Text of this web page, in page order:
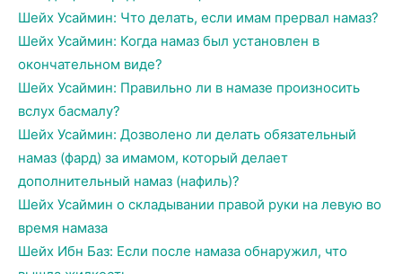
Шейх Усаймин: Что делать, если имам прервал намаз?
Шейх Усаймин: Когда намаз был установлен в
окончательном виде?
Шейх Усаймин: Правильно ли в намазе произносить
вслух басмалу?
Шейх Усаймин: Дозволено ли делать обязательный
намаз (фард) за имамом, который делает
дополнительный намаз (нафиль)?
Шейх Усаймин о складывании правой руки на левую во
время намаза
Шейх Ибн Баз: Если после намаза обнаружил, что